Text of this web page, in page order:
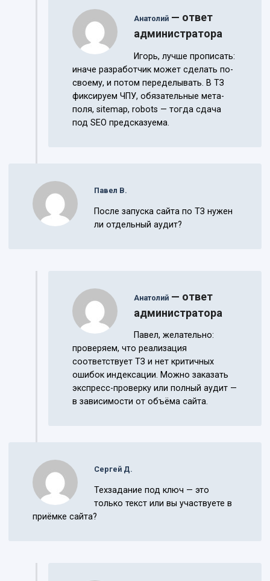
Анатолий— ответ
администратора
Игорь, лучше прописать:
иначе разработчик может сделать по-
своему, и потом переделывать. В ТЗ
фиксируем ЧПУ, обязательные мета-
поля, sitemap, robots — тогда сдача
под SEO предсказуема.
Павел В.
После запуска сайта по ТЗ нужен
ли отдельный аудит?
Анатолий— ответ
администратора
Павел, желательно:
проверяем, что реализация
соответствует ТЗ и нет критичных
ошибок индексации. Можно заказать
экспресс-проверку или полный аудит —
в зависимости от объёма сайта.
Сергей Д.
Техзадание под ключ — это
только текст или вы участвуете в
приёмке сайта?